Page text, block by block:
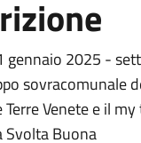
gennaio 2025 -
sovracomunale
Terre Venete e il
Svolta Buona